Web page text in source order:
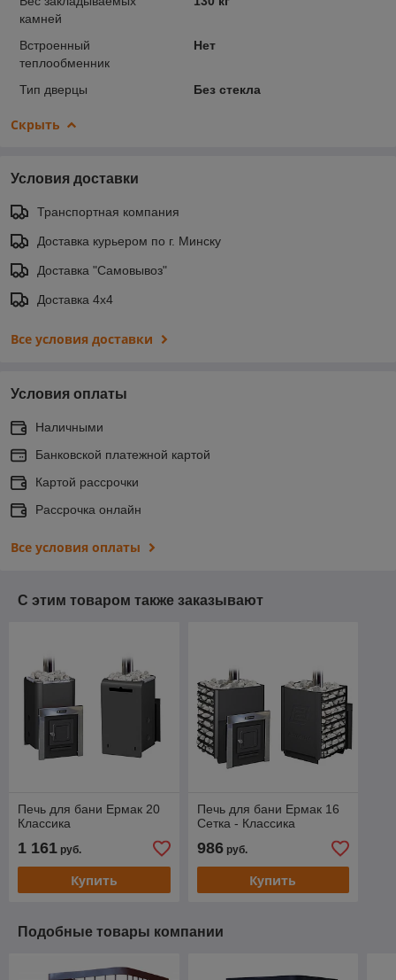
камней
Встроенный
теплообменник
Нет
Тип дверцы Без стекла
Скрыть
Условия доставки
Транспортная компания
Доставка курьером по г. Минску
Доставка "Самовывоз"
Доставка 4х4
Все условия доставки
Условия оплаты
Наличными
Банковской платежной картой
Картой рассрочки
Рассрочка онлайн
Все условия оплаты
С этим товаром также заказывают
Печь для бани Ермак 20
Классика
1 161 руб.
Купить
Печь для бани Ермак 16
Сетка - Классика
986руб.
Купить
Подобные товары компании